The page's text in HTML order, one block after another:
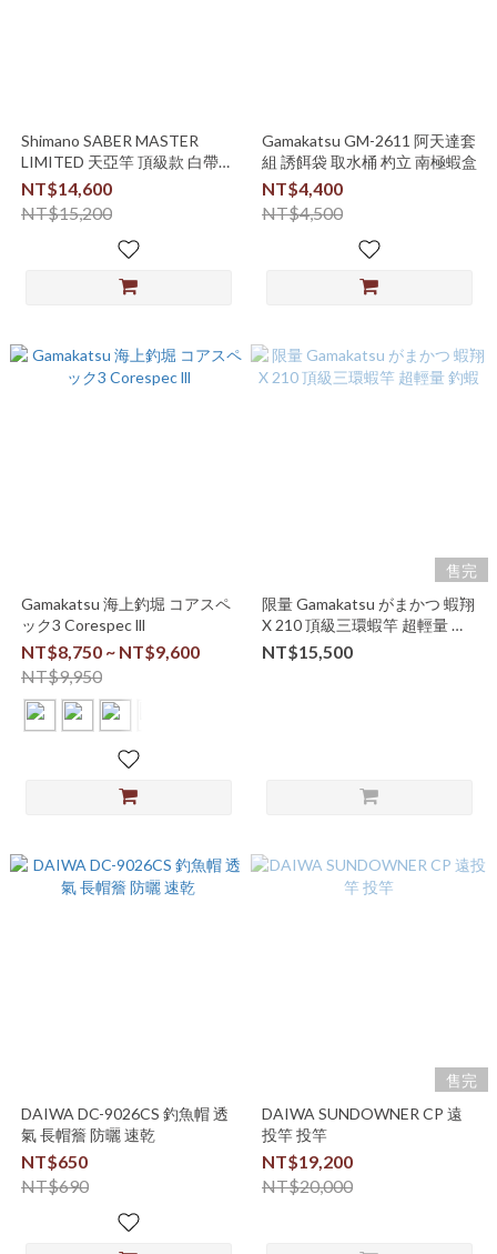
Shimano SABER MASTER
LIMITED 天亞竿 頂級款 白帶魚
小搞搞 船釣
NT$14,600
NT$15,200
Gamakatsu GM-2611 阿天達套
組 誘餌袋 取水桶 杓立 南極蝦盒
NT$4,400
NT$4,500
Gamakatsu 海上釣堀 コアスペ
ック3 Corespec lll
NT$8,750 ~ NT$9,600
NT$9,950
售完
限量 Gamakatsu がまかつ 蝦翔
X 210 頂級三環蝦竿 超輕量 釣
蝦
NT$15,500
DAIWA DC-9026CS 釣魚帽 透
氣 長帽簷 防曬 速乾
NT$650
NT$690
售完
DAIWA SUNDOWNER CP 遠
投竿 投竿
NT$19,200
NT$20,000